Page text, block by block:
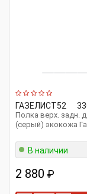
ГАЗЕЛИСТ52
Полка верх. задн.
(серый) экокожа
В наличии
2 880 ₽